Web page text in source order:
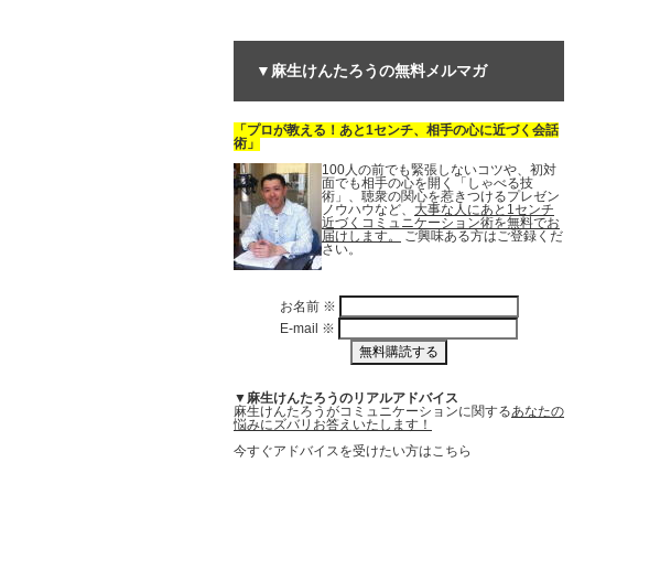
▼麻生けんたろうの無料メルマガ
「プロが教える！あと1センチ、相手の心に近づく会話
術」
100人の前でも緊張しないコツや、初対
面でも相手の心を開く「しゃべる技
術」、聴衆の関心を惹きつけるプレゼン
ノウハウなど、 大事な人にあと1センチ
近づくコミュニケーション術を無料でお
届けします。
ご興味ある方はご登録くだ
さい。
お名前 ※
E-mail ※
▼麻生けんたろうのリアルアドバイス
麻生けんたろうがコミュニケーションに関するあなたの
悩みにズバリお答えいたします！
今すぐアドバイスを受けたい方はこちら